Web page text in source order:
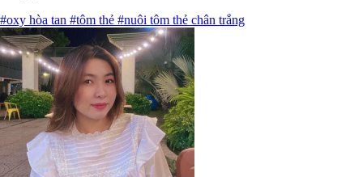
#oxy hòa tan #tôm thẻ #nuôi tôm thẻ chân trắng